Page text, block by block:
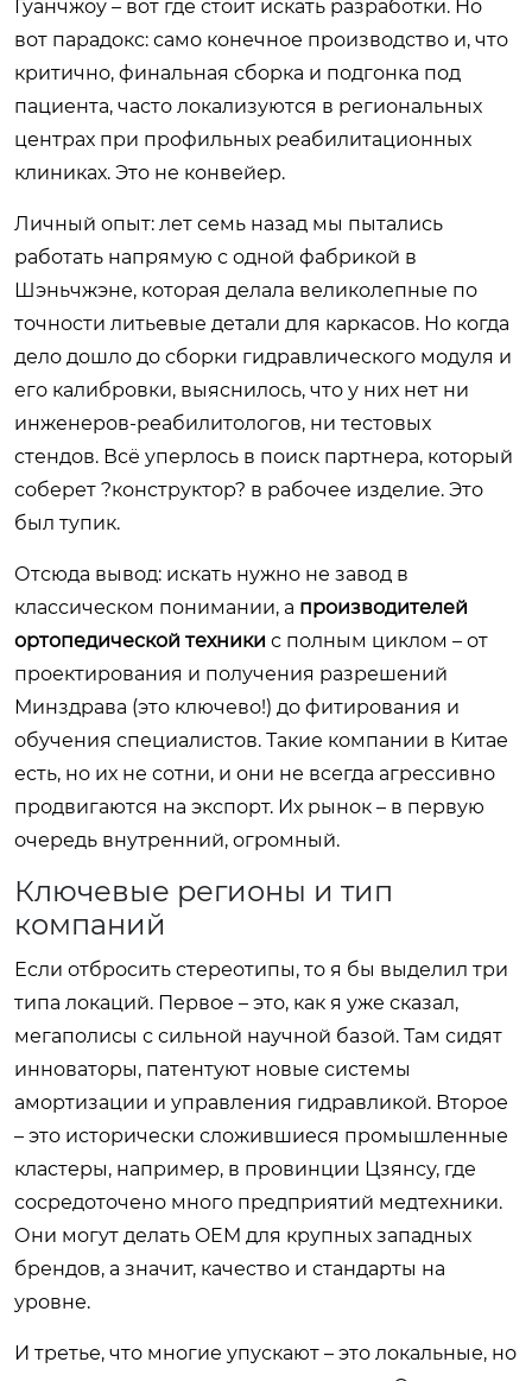
Гуанчжоу – вот где стоит искать разработки. Но
вот парадокс: само конечное производство и, что
критично, финальная сборка и подгонка под
пациента, часто локализуются в региональных
центрах при профильных реабилитационных
клиниках. Это не конвейер.
Личный опыт: лет семь назад мы пытались
работать напрямую с одной фабрикой в
Шэньчжэне, которая делала великолепные по
точности литьевые детали для каркасов. Но когда
дело дошло до сборки гидравлического модуля и
его калибровки, выяснилось, что у них нет ни
инженеров-реабилитологов, ни тестовых
стендов. Всё уперлось в поиск партнера, который
соберет ?конструктор? в рабочее изделие. Это
был тупик.
Отсюда вывод: искать нужно не завод в
классическом понимании, а производителей
ортопедической техники с полным циклом – от
проектирования и получения разрешений
Минздрава (это ключево!) до фитирования и
обучения специалистов. Такие компании в Китае
есть, но их не сотни, и они не всегда агрессивно
продвигаются на экспорт. Их рынок – в первую
очередь внутренний, огромный.
Ключевые регионы и тип
компаний
Если отбросить стереотипы, то я бы выделил три
типа локаций. Первое – это, как я уже сказал,
мегаполисы с сильной научной базой. Там сидят
инноваторы, патентуют новые системы
амортизации и управления гидравликой. Второе
– это исторически сложившиеся промышленные
кластеры, например, в провинции Цзянсу, где
сосредоточено много предприятий медтехники.
Они могут делать OEM для крупных западных
брендов, а значит, качество и стандарты на
уровне.
И третье, что многие упускают – это локальные, но